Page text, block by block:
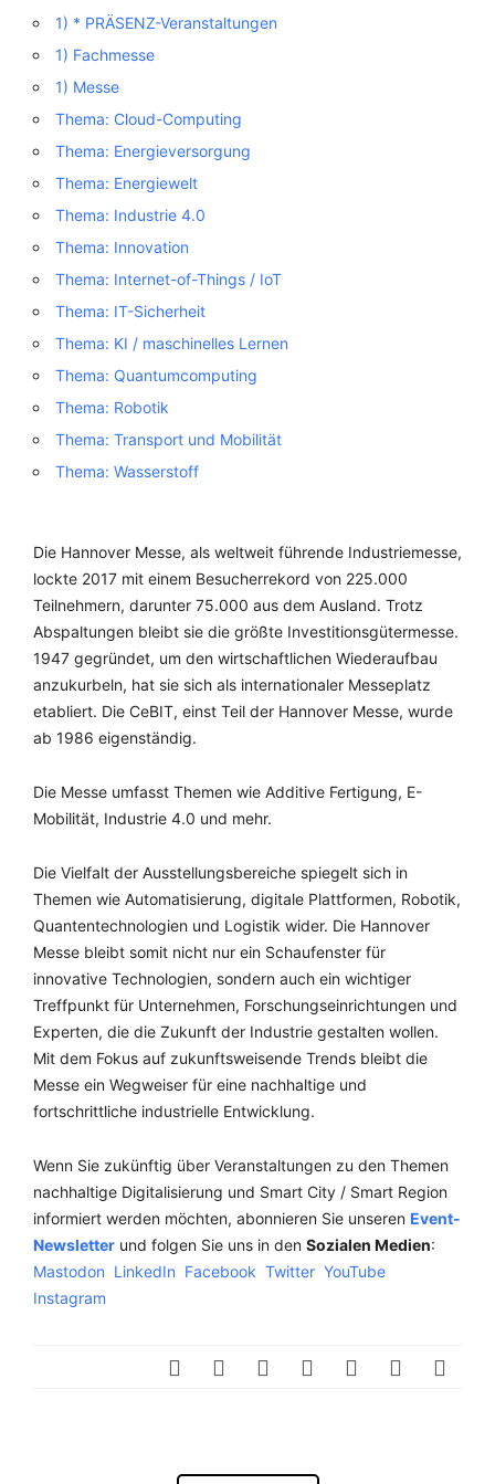
1) * PRÄSENZ-Veranstaltungen
1) Fachmesse
1) Messe
Thema: Cloud-Computing
Thema: Energieversorgung
Thema: Energiewelt
Thema: Industrie 4.0
Thema: Innovation
Thema: Internet-of-Things / IoT
Thema: IT-Sicherheit
Thema: KI / maschinelles Lernen
Thema: Quantumcomputing
Thema: Robotik
Thema: Transport und Mobilität
Thema: Wasserstoff
Die Hannover Messe, als weltweit führende Industriemesse,
lockte 2017 mit einem Besucherrekord von 225.000
Teilnehmern, darunter 75.000 aus dem Ausland. Trotz
Abspaltungen bleibt sie die größte Investitionsgütermesse.
1947 gegründet, um den wirtschaftlichen Wiederaufbau
anzukurbeln, hat sie sich als internationaler Messeplatz
etabliert. Die CeBIT, einst Teil der Hannover Messe, wurde
ab 1986 eigenständig.
Die Messe umfasst Themen wie Additive Fertigung, E-
Mobilität, Industrie 4.0 und mehr.
Die Vielfalt der Ausstellungsbereiche spiegelt sich in
Themen wie Automatisierung, digitale Plattformen, Robotik,
Quantentechnologien und Logistik wider. Die Hannover
Messe bleibt somit nicht nur ein Schaufenster für
innovative Technologien, sondern auch ein wichtiger
Treffpunkt für Unternehmen, Forschungseinrichtungen und
Experten, die die Zukunft der Industrie gestalten wollen.
Mit dem Fokus auf zukunftsweisende Trends bleibt die
Messe ein Wegweiser für eine nachhaltige und
fortschrittliche industrielle Entwicklung.
Wenn Sie zukünftig über Veranstaltungen zu den Themen
nachhaltige Digitalisierung und Smart City / Smart Region
informiert werden möchten, abonnieren Sie unseren Event-
Newsletter und folgen Sie uns in den Sozialen Medien:
Mastodon LinkedIn Facebook Twitter YouTube
Instagram